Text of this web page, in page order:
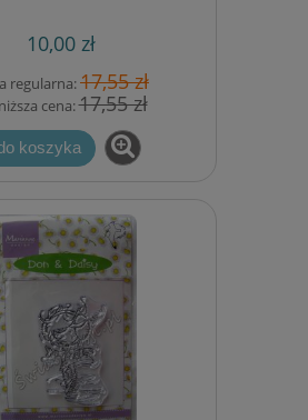
10,00 zł
regularna:17,55 zł
cena:17,55 zł
koszyka